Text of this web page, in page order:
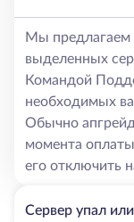
Мы предлагаем
выделенных
Командой
необходимых
Обычно апгрейд
момента
его отключить
Сервер упал